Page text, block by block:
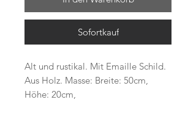
Sofortkauf
Alt und rustikal. Mit Emaille Schild.
Aus Holz. Masse: Breite: 50cm,
Höhe: 20cm,